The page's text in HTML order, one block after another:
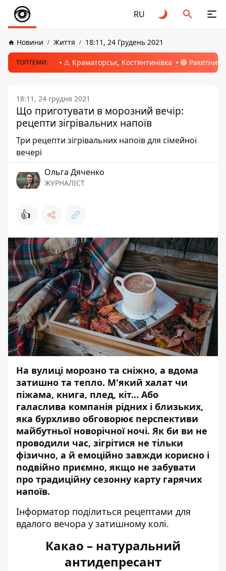
RU
Новини Життя 18:11, 24 Грудень 2021
ТОПТЕМИ: ⚠️ Краматорськ, Костянтинівка 🔴 Ракетний
18:11, 24 грудня 2021
Що приготувати в морозний вечір:
рецепти зігрівальних напоїв
Три рецепти зігрівальних напоїв для сімейної
вечері
Ольга Дяченко
ЖУРНАЛІСТ
👍
На вулиці морозно та сніжно, а вдома
затишно та тепло. М'який халат чи
піжама, книга, плед, кіт... Або
галаслива компанія рідних і близьких,
яка бурхливо обговорює перспективи
майбутньої новорічної ночі. Як би ви не
проводили час, зігрітися не тільки
фізично, а й емоційно завжди корисно і
подвійно приємно, якщо не забувати
про традиційну сезонну карту гарячих
напоїв.
Інформатор поділиться рецептами для
вдалого вечора у затишному колі.
Какао – натуральний
антидепресант